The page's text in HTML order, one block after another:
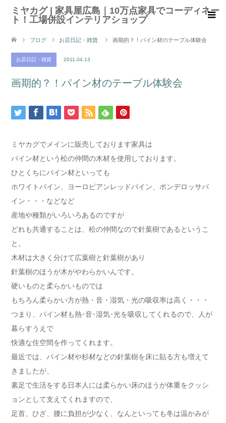
ミヤカグ | 家具屋広島｜10万点家具でコーディネー
ト！工場併設インテリアショップ
ブログ お店日記・雑貨 画期的？！パイン材のテーブル体験会
お店日記・雑貨 2011.04.13
画期的？！パイン材のテーブル体験会
ミヤカグでメインに販売しております家具は
パイン材という松の仲間の木材を使用しております。
ひとくちにパイン材といっても
ホワイトパイン、ヨーロピアンレッドパイン、ポンデロッサパ
イン・・・などなど
産地や種類がいろいろあるのですが
どれも共通することは、松の仲間なので針葉樹であるというこ
と。
木材は大きく分けて広葉樹と針葉樹があり
針葉樹のほうが木がやわらかいんです。
硬いものと柔らかいものでは
もちろん柔らかい方が熱・音・湿気・光の吸収率は高く・・・
つまり、パイン材も熱･音･湿気･光を吸収してくれるので、人が
暮らすうえで
快適な住空間を作ってくれます。
最近では、パイン材や杉材などの針葉樹を床に貼る方も増えて
きましたが、
素足で生活をする日本人には柔らかい床のほうが体重をクッシ
ョンとして支えてくれますので、
足首、ひざ、腰に負担が少なく、なんといっても冬は温かみが